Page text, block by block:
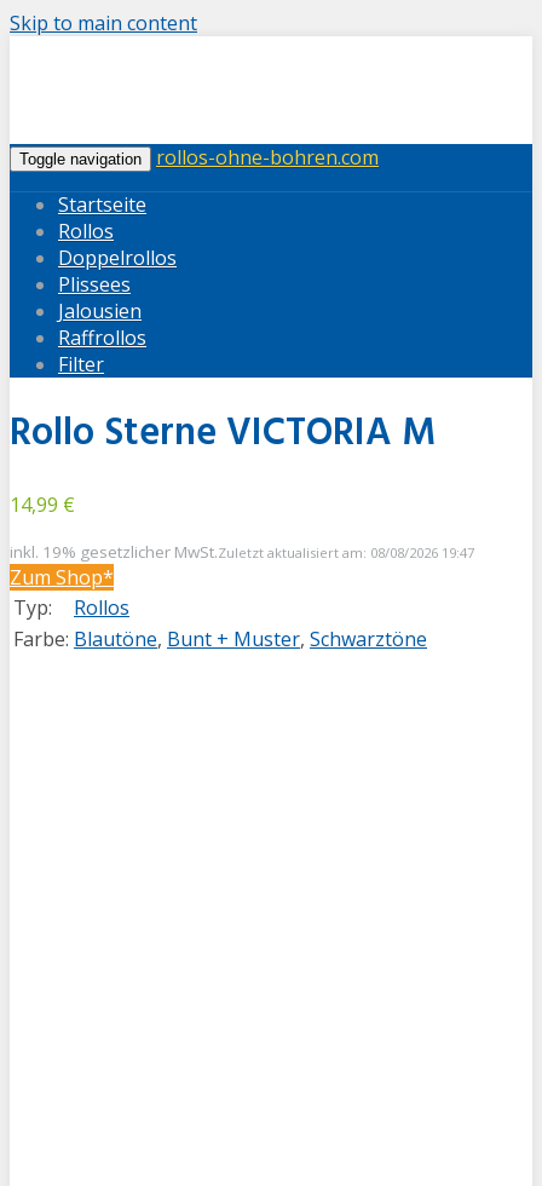
Skip to main content
Toggle navigation
rollos-ohne-bohren.com
Startseite
Rollos
Doppelrollos
Plissees
Jalousien
Raffrollos
Filter
Rollo Sterne VICTORIA M
14,99 €
inkl. 19% gesetzlicher MwSt.Zuletzt aktualisiert am: 08/08/2026 19:47
Zum Shop*
Typ:
Rollos
Farbe: Blautöne, Bunt + Muster, Schwarztöne